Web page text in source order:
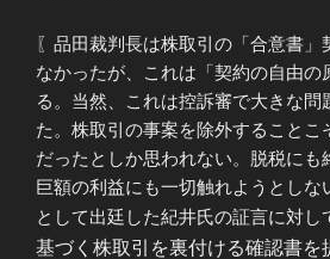
〖品田裁判長は株取引の「合意書」
なかったが、これは「契約の自由の
る。当然、これは控訴審で大きな問
た。株取引の事案を除外することこ
だったとしか思われない。脱税にも
巨額の利益にも一切触れようとしな
として出廷した紀井氏の証言に対し
基づく株取引を裏付ける確認書を